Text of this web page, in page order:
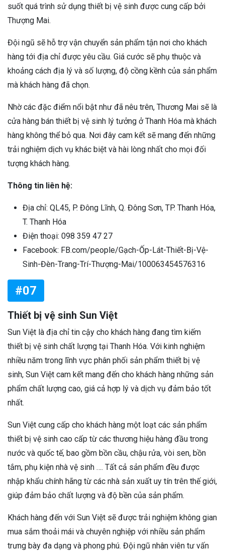
suốt quá trình sử dụng thiết bị vệ sinh được cung cấp bởi
Thượng Mai.
Đội ngũ sẽ hỗ trợ vận chuyển sản phẩm tận nơi cho khách
hàng tới địa chỉ được yêu cầu. Giá cước sẽ phụ thuộc và
khoảng cách địa lý và số lượng, độ cồng kềnh của sản phẩm
mà khách hàng đã chọn.
Nhờ các đặc điểm nổi bật như đã nêu trên, Thương Mai sẽ là
cửa hàng bán thiết bị vệ sinh lý tưởng ở Thanh Hóa mà khách
hàng không thể bỏ qua. Nơi đây cam kết sẽ mang đến những
trải nghiệm dịch vụ khác biệt và hài lòng nhất cho mọi đối
tượng khách hàng.
Thông tin liên hệ:
Địa chỉ: QL45, P. Đông Lĩnh, Q. Đông Sơn, TP. Thanh Hóa,
T. Thanh Hóa
Điện thoại: 098 359 47 27
Facebook: FB.com/people/Gạch-Ốp-Lát-Thiết-Bị-Vệ-
Sinh-Đèn-Trang-Trí-Thượng-Mai/100063454576316
#07
Thiết bị vệ sinh Sun Việt
Sun Việt là địa chỉ tin cậy cho khách hàng đang tìm kiếm
thiết bị vệ sinh chất lượng tại Thanh Hóa. Với kinh nghiệm
nhiều năm trong lĩnh vực phân phối sản phẩm thiết bị vệ
sinh, Sun Việt cam kết mang đến cho khách hàng những sản
phẩm chất lượng cao, giá cả hợp lý và dịch vụ đảm bảo tốt
nhất.
Sun Việt cung cấp cho khách hàng một loạt các sản phẩm
thiết bị vệ sinh cao cấp từ các thương hiệu hàng đầu trong
nước và quốc tế, bao gồm bồn cầu, chậu rửa, vòi sen, bồn
tắm, phụ kiện nhà vệ sinh …. Tất cả sản phẩm đều được
nhập khẩu chính hãng từ các nhà sản xuất uy tín trên thế giới,
giúp đảm bảo chất lượng và độ bền của sản phẩm.
Khách hàng đến với Sun Việt sẽ được trải nghiệm không gian
mua sắm thoải mái và chuyên nghiệp với nhiều sản phẩm
trưng bày đa dạng và phong phú. Đội ngũ nhân viên tư vấn